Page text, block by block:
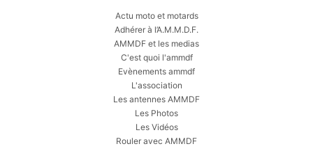
Actu moto et motards
Adhérer à l’A.M.M.D.F.
AMMDF et les medias
C'est quoi l'ammdf
Evènements ammdf
L'association
Les antennes AMMDF
Les Photos
Les Vidéos
Rouler avec AMMDF